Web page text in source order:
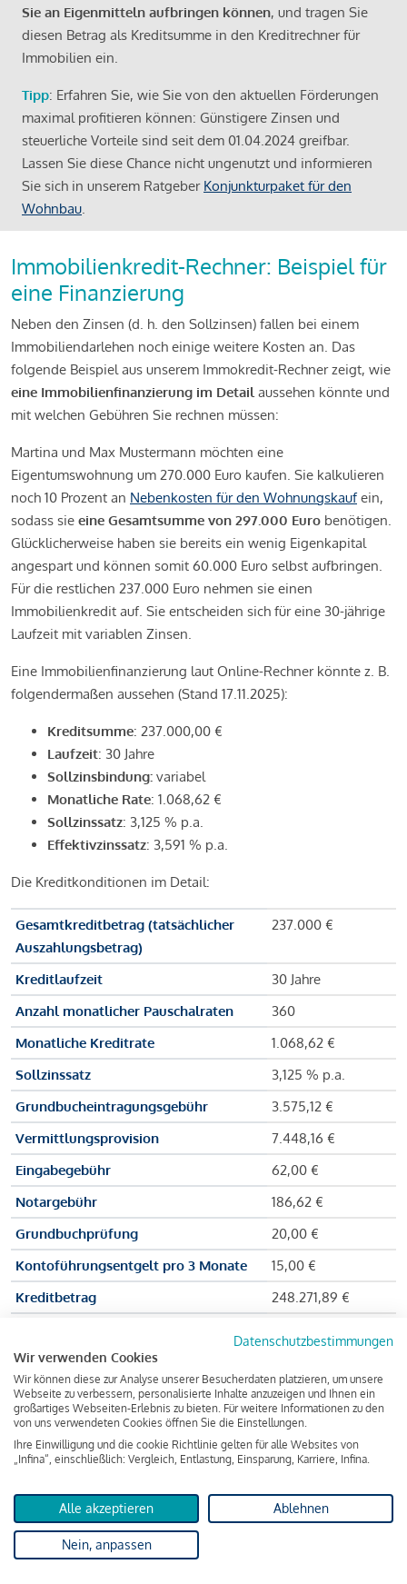
Sie an Eigenmitteln aufbringen können, und tragen Sie
diesen Betrag als Kreditsumme in den Kreditrechner für
Immobilien ein.
Tipp: Erfahren Sie, wie Sie von den aktuellen Förderungen
maximal profitieren können: Günstigere Zinsen und
steuerliche Vorteile sind seit dem 01.04.2024 greifbar.
Lassen Sie diese Chance nicht ungenutzt und informieren
Sie sich in unserem Ratgeber Konjunkturpaket für den
Wohnbau.
Immobilienkredit-Rechner: Beispiel für
eine Finanzierung
Neben den Zinsen (d. h. den Sollzinsen) fallen bei einem
Immobiliendarlehen noch einige weitere Kosten an. Das
folgende Beispiel aus unserem Immokredit-Rechner zeigt, wie
eine Immobilienfinanzierung im Detail aussehen könnte und
mit welchen Gebühren Sie rechnen müssen:
Martina und Max Mustermann möchten eine
Eigentumswohnung um 270.000 Euro kaufen. Sie kalkulieren
noch 10 Prozent an Nebenkosten für den Wohnungskaufein,
sodass sie eine Gesamtsumme von 297.000 Euro benötigen.
Glücklicherweise haben sie bereits ein wenig Eigenkapital
angespart und können somit 60.000 Euro selbst aufbringen.
Für die restlichen 237.000 Euro nehmen sie einen
Immobilienkredit auf. Sie entscheiden sich für eine 30-jährige
Laufzeit mit variablen Zinsen.
Eine Immobilienfinanzierung laut Online-Rechner könnte z. B.
folgendermaßen aussehen (Stand 17.11.2025):
Kreditsumme: 237.000,00 €
Laufzeit: 30 Jahre
Sollzinsbindung: variabel
Monatliche Rate: 1.068,62 €
Sollzinssatz: 3,125 % p.a.
Effektivzinssatz: 3,591 % p.a.
Die Kreditkonditionen im Detail:
Gesamtkreditbetrag (tatsächlicher
Auszahlungsbetrag)
237.000 €
Kreditlaufzeit
30 Jahre
Anzahl monatlicher Pauschalraten
360
Monatliche Kreditrate
1.068,62 €
Sollzinssatz
3,125 % p.a.
Grundbucheintragungsgebühr
3.575,12 €
Vermittlungsprovision
7.448,16 €
Eingabegebühr
62,00 €
Notargebühr
186,62 €
Grundbuchprüfung
20,00 €
Kontoführungsentgelt pro 3 Monate
15,00 €
Kreditbetrag
248.271,89 €
Zu zahlender Gesamtbetrag
Kreditvermittler
INFINA Credit
Broker GmbH
von 237.000 Euro ausgezahlt, um die Wohnung zu kaufen.
Darüber hinaus fallen aber noch einige Gebühren an (z. B. die
Grundbucheintragungsgebühr), sodass die Bank den
Datenschutzbestimmungen
Wir verwenden Cookies
Wir können diese zur Analyse unserer Besucherdaten platzieren, um unsere
Webseite zu verbessern, personalisierte Inhalte anzuzeigen und Ihnen ein
großartiges Webseiten-Erlebnis zu bieten. Für weitere Informationen zu den
von uns verwendeten Cookies öffnen Sie die Einstellungen.
Ihre Einwilligung und die cookie Richtlinie gelten für alle Websites von
„Infina“, einschließlich: Vergleich, Entlastung, Einsparung, Karriere, Infina.
Alle akzeptieren Ablehnen
Nein, anpassen